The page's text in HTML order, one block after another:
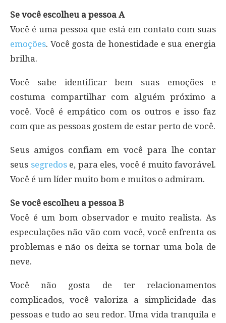
Se você escolheu a pessoa A
Você é uma pessoa que está em contato com suas
emoções. Você gosta de honestidade e sua energia
brilha.
Você sabe identificar bem suas emoções e
costuma compartilhar com alguém próximo a
você. Você é empático com os outros e isso faz
com que as pessoas gostem de estar perto de você.
Seus amigos confiam em você para lhe contar
seus segredose, para eles, você é muito favorável.
Você é um líder muito bom e muitos o admiram.
Se você escolheu a pessoa B
Você é um bom observador e muito realista. As
especulações não vão com você, você enfrenta os
problemas e não os deixa se tornar uma bola de
neve.
Você não gosta de ter relacionamentos
complicados, você valoriza a simplicidade das
pessoas e tudo ao seu redor. Uma vida tranquila e